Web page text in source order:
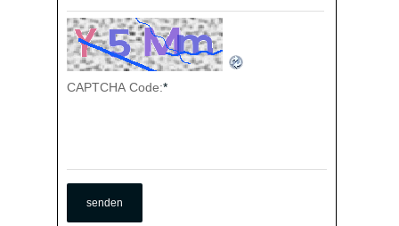
CAPTCHA Code:*